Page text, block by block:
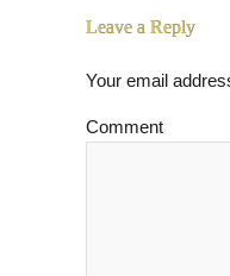
Leave a Reply
Your email
Comment